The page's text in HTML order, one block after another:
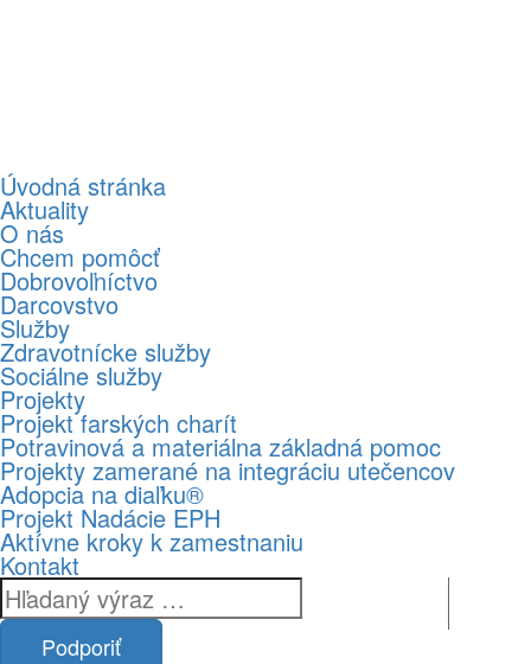
Úvodná stránka
Aktuality
O nás
Chcem pomôcť
Dobrovoľníctvo
Darcovstvo
Služby
Zdravotnícke služby
Sociálne služby
Projekty
Projekt farských charít
Potravinová a materiálna základná pomoc
Projekty zamerané na integráciu utečencov
Adopcia na diaľku®
Projekt Nadácie EPH
Aktívne kroky k zamestnaniu
Kontakt
Podporiť